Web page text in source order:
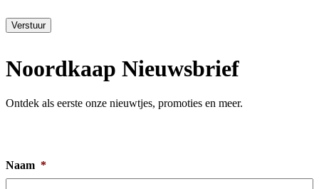
Verstuur
Noordkaap Nieuwsbrief
Ontdek als eerste onze nieuwtjes, promoties en meer.
Naam *